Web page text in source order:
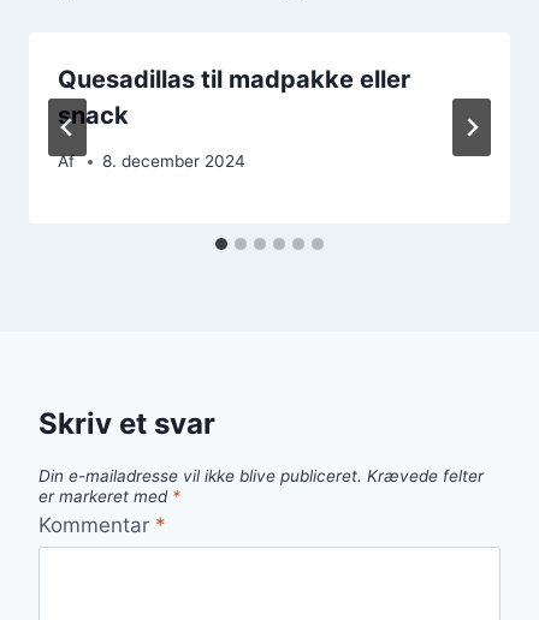
Quesadillas til madpakke eller
snack
Af 8. december 2024
Skriv et svar
Din e-mailadresse vil ikke blive publiceret. Krævede felter
er markeret med *
Kommentar *